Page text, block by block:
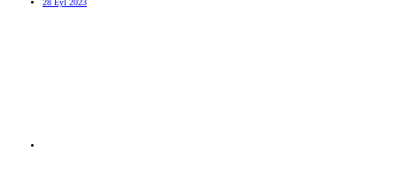
28 Eyl 2023